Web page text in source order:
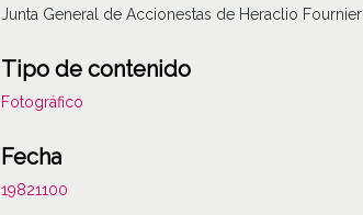
Junta General de Accionestas de Heraclio Fournier
Tipo de contenido
Fotográfico
Fecha
19821100